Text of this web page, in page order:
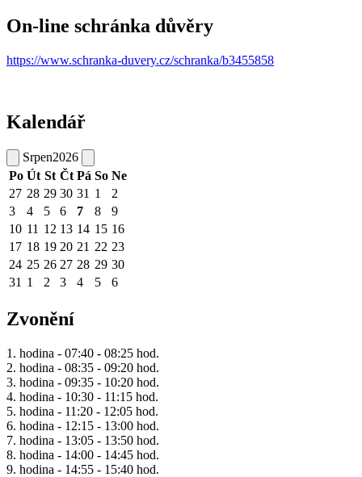
On-line schránka důvěry
https://www.schranka-duvery.cz/schranka/b3455858
Kalendář
Srpen2026
Po Út St Čt Pá So Ne
27 28 29 30 31 1
2
3
4 5 6 7 8
9
10 11 12 13 14 15 16
17 18 19 20 21 22 23
24 25 26 27 28 29 30
31 1 2 3 4 5 6
Zvonění
1. hodina - 07:40 - 08:25 hod.
2. hodina - 08:35 - 09:20 hod.
3. hodina - 09:35 - 10:20 hod.
4. hodina - 10:30 - 11:15 hod.
5. hodina - 11:20 - 12:05 hod.
6. hodina - 12:15 - 13:00 hod.
7. hodina - 13:05 - 13:50 hod.
8. hodina - 14:00 - 14:45 hod.
9. hodina - 14:55 - 15:40 hod.